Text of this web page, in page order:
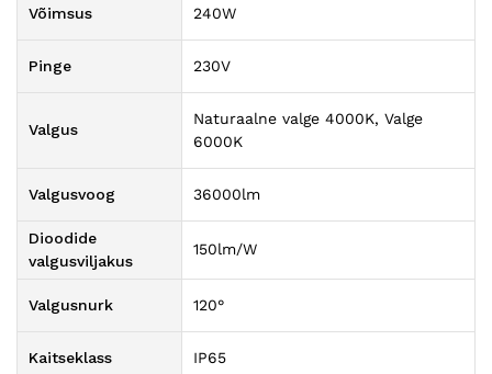
Võimsus 240W
Pinge 230V
Valgus
Naturaalne valge 4000K, Valge
6000K
Valgusvoog 36000lm
Dioodide
valgusviljakus
150lm/W
Valgusnurk 120°
Kaitseklass IP65